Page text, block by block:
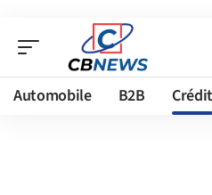
Automobile B2B Crédit